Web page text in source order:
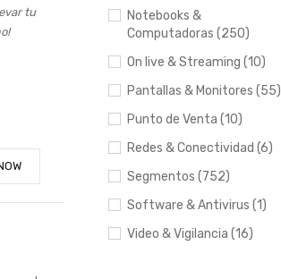
tu
Hasta 12
tarjeta
Mercado
Saber más
Notebooks &
Computadoras (250)
On live & Streaming (10)
Pantallas & Monitores (55)
Punto de Venta (10)
Redes & Conectividad (6)
Segmentos (752)
Software & Antivirus (1)
Video & Vigilancia (16)